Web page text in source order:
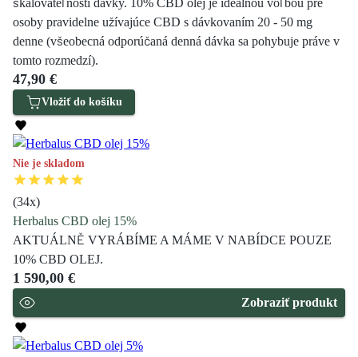
škálovateľnosti dávky. 10% CBD olej je ideálnou voľbou pre
osoby pravidelne užívajúce CBD s dávkovaním 20 - 50 mg
denne (všeobecná odporúčaná denná dávka sa pohybuje práve v
tomto rozmedzí).
47,90 €
Vložiť do košíku
Nie je skladom
(34x)
Herbalus CBD olej 15%
AKTUÁLNĚ VYRÁBÍME A MÁME V NABÍDCE POUZE
10% CBD OLEJ.
1 590,00 €
Zobraziť produkt